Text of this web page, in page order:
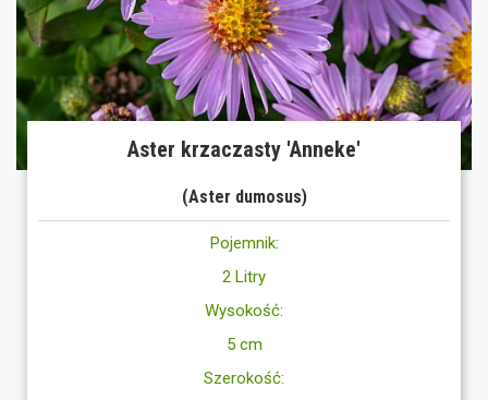
Aster krzaczasty 'Anneke'
(Aster dumosus)
Pojemnik:
2 Litry
Wysokość:
5 cm
Szerokość: